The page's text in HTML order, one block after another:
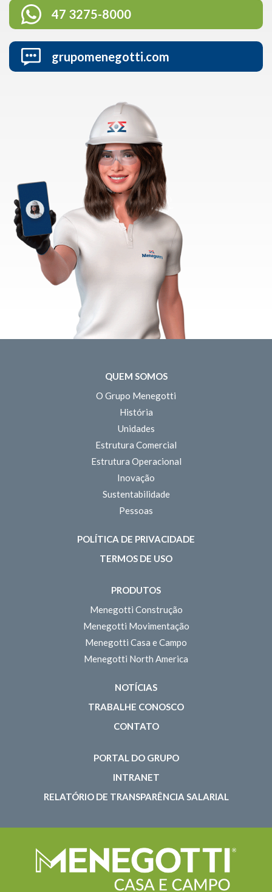
47 3275-8000
grupomenegotti.com
QUEM SOMOS
O Grupo Menegotti
História
Unidades
Estrutura Comercial
Estrutura Operacional
Inovação
Sustentabilidade
Pessoas
POLÍTICA DE PRIVACIDADE
TERMOS DE USO
PRODUTOS
Menegotti Construção
Menegotti Movimentação
Menegotti Casa e Campo
Menegotti North America
NOTÍCIAS
TRABALHE CONOSCO
CONTATO
PORTAL DO GRUPO
INTRANET
RELATÓRIO DE TRANSPARÊNCIA SALARIAL